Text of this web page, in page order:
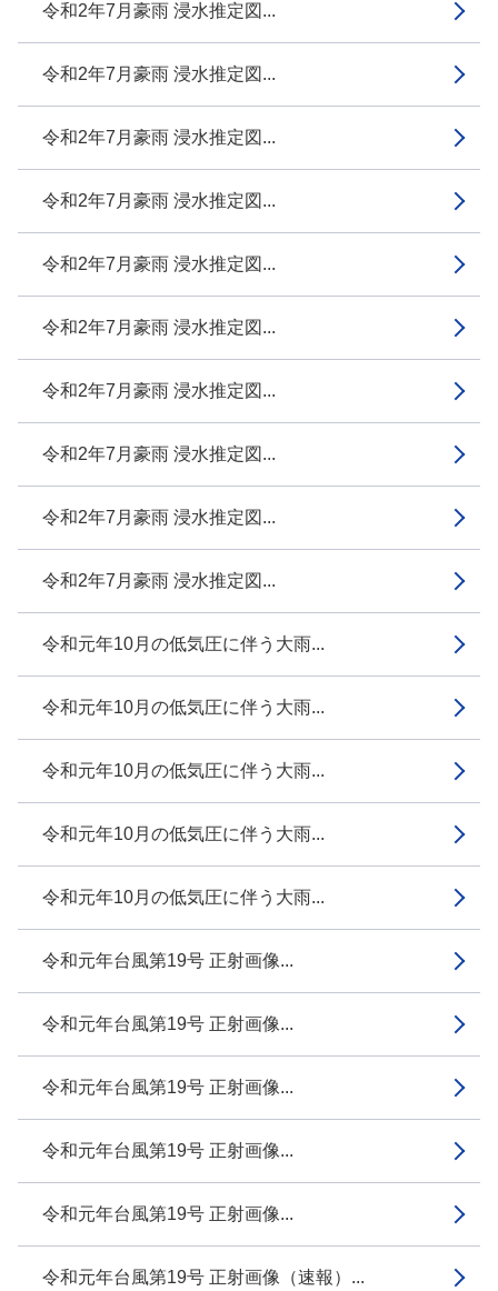
令和2年7月豪雨 浸水推定図...
令和2年7月豪雨 浸水推定図...
令和2年7月豪雨 浸水推定図...
令和2年7月豪雨 浸水推定図...
令和2年7月豪雨 浸水推定図...
令和2年7月豪雨 浸水推定図...
令和2年7月豪雨 浸水推定図...
令和2年7月豪雨 浸水推定図...
令和2年7月豪雨 浸水推定図...
令和2年7月豪雨 浸水推定図...
令和元年10月の低気圧に伴う大雨...
令和元年10月の低気圧に伴う大雨...
令和元年10月の低気圧に伴う大雨...
令和元年10月の低気圧に伴う大雨...
令和元年10月の低気圧に伴う大雨...
令和元年台風第19号 正射画像...
令和元年台風第19号 正射画像...
令和元年台風第19号 正射画像...
令和元年台風第19号 正射画像...
令和元年台風第19号 正射画像...
令和元年台風第19号 正射画像（速報）...